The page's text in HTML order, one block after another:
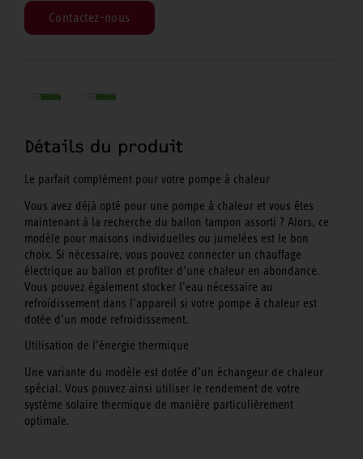
Contactez-nous
Détails du produit
Le parfait complément pour votre pompe à chaleur
Vous avez déjà opté pour une pompe à chaleur et vous êtes
maintenant à la recherche du ballon tampon assorti ? Alors, ce
modèle pour maisons individuelles ou jumelées est le bon
choix. Si nécessaire, vous pouvez connecter un chauffage
électrique au ballon et profiter d’une chaleur en abondance.
Vous pouvez également stocker l’eau nécessaire au
refroidissement dans l’appareil si votre pompe à chaleur est
dotée d’un mode refroidissement.
Utilisation de l’énergie thermique
Une variante du modèle est dotée d’un échangeur de chaleur
spécial. Vous pouvez ainsi utiliser le rendement de votre
système solaire thermique de manière particulièrement
optimale.